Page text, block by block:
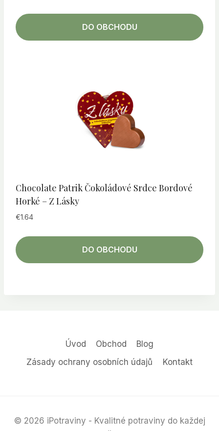
DO OBCHODU
Chocolate Patrik Čokoládové Srdce Bordové
Horké – Z Lásky
€1.64
DO OBCHODU
Úvod Obchod
Blog
Zásady ochrany osobních údajů
Kontakt
© 2026 iPotraviny - Kvalitné potraviny do každej